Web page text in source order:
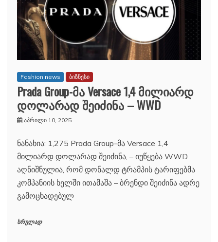
Fashion news ბიზნესი
Prada Group-მა Versace 1,4 მილიარდ
დოლარად შეიძინა – WWD
აპრილი 10, 2025
ნანახია: 1,275 Prada Group-მა Versace 1,4
მილიარდ დოლარად შეიძინა, – იუწყება WWD.
აღნიშნულია, რომ დონალდ ტრამპის ტარიფებმა
კომპანიის ხელში ითამაშა – ბრენდი შეიძინა ადრე
გამოცხადებულ
სრულად